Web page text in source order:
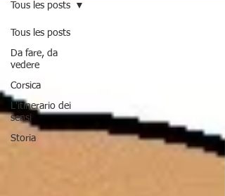
Tous les posts
Da fare, da
vedere
Corsica
L'itinerario dei
sensi
Storia
Tous les posts